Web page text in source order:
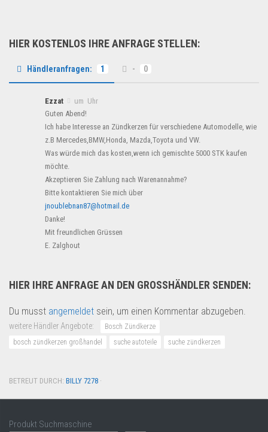
HIER KOSTENLOS IHRE ANFRAGE STELLEN:
Händleranfragen: 1 - 0
Ezzat
um Uhr
Guten Abend!
Ich habe Interesse an Zündkerzen für verschiedene Automodelle, wie
z.B Mercedes,BMW,Honda, Mazda,Toyota und VW.
Was würde mich das kosten,wenn ich gemischte 5000 STK kaufen
möchte.
Akzeptieren Sie Zahlung nach Warenannahme?
Bitte kontaktieren Sie mich über
jnoublebnan87@hotmail.de
Danke!
Mit freundlichen Grüssen
E. Zalghout
HIER IHRE ANFRAGE AN DEN GROSSHÄNDLER SENDEN:
Du musst angemeldet sein, um einen Kommentar abzugeben.
weitere Händler Angebote:
Bosch Zündkerze
bosch zündkerzen großhandel
suche autoteile suche zündkerzen
BETREUT DURCH: BILLY 7278 ·
Produkt Suchmaschine